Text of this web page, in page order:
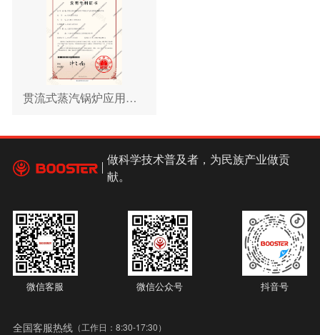
贯流式蒸汽锅炉应用于啤酒生产过程预判反馈群控系统
做科学技术普及者，为民族产业做贡
献。
微信客服 微信公众号 抖音号
全国客服热线 （工作日：8:30-17:30）